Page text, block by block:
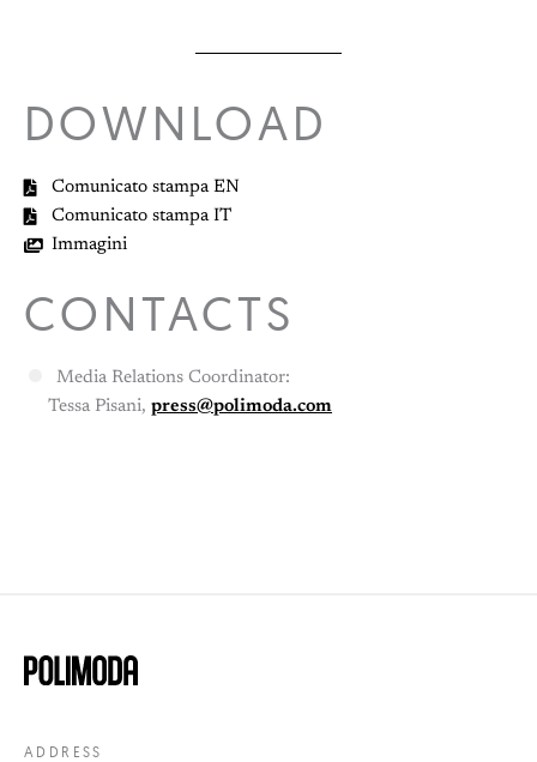
DOWNLOAD
Comunicato stampa EN
Comunicato stampa IT
Immagini
CONTACTS
Media Relations Coordinator:
Tessa Pisani, press@polimoda.com
ADDRESS